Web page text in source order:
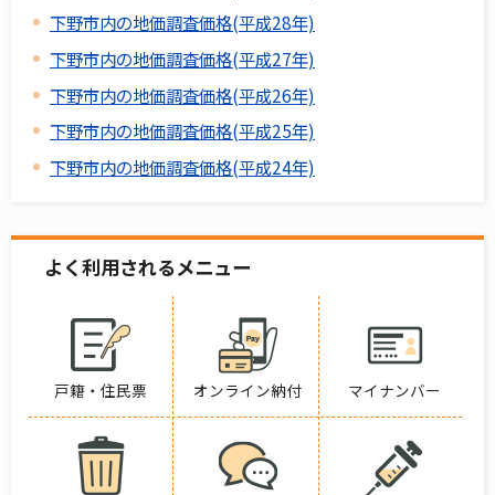
下野市内の地価調査価格(平成28年)
下野市内の地価調査価格(平成27年)
下野市内の地価調査価格(平成26年)
下野市内の地価調査価格(平成25年)
下野市内の地価調査価格(平成24年)
よく利用されるメニュー
戸籍・住民票 オンライン納付 マイナンバー